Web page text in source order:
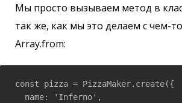
Мы просто вызываем метод в
так же, как мы это делаем с чем-
Array.from:
const pizza = PizzaMaker.create({
  name: 'Inferno',